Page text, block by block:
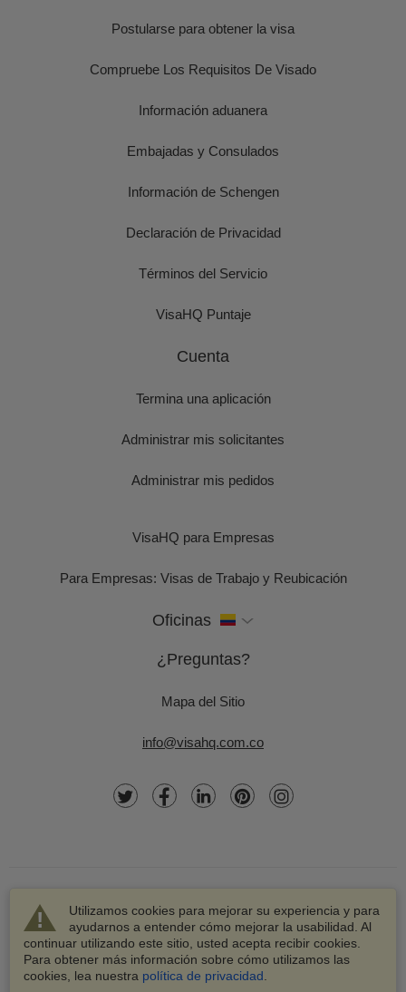
Utilizamos cookies para mejorar su experiencia y para
ayudarnos a entender cómo mejorar la usabilidad. Al
continuar utilizando este sitio, usted acepta recibir cookies.
Para obtener más información sobre cómo utilizamos las
cookies, lea nuestra política de privacidad
Postularse para obtener la visa
Compruebe Los Requisitos De Visado
Información aduanera
Embajadas y Consulados
Información de Schengen
Declaración de Privacidad
Términos del Servicio
VisaHQ Puntaje
Cuenta
Termina una aplicación
Administrar mis solicitantes
Administrar mis pedidos
VisaHQ para Empresas
Para Empresas: Visas de Trabajo y Reubicación
Oficinas
¿Preguntas?
Mapa del Sitio
info@visahq.com.co
© 2003-2026 VisaHQ.com, Inc. Todos los derechos
reservados.
VisaHQ y el logotipo de VisaHQ son marcas registradas de